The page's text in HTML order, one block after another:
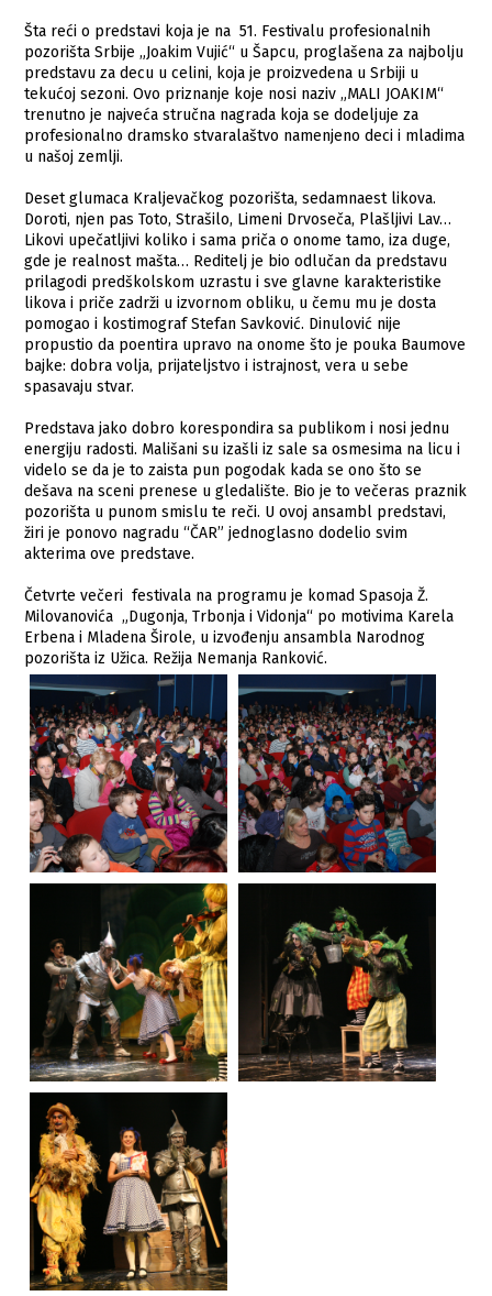
Šta reći o predstavi koja je na 51. Festivalu profesionalnih
pozorišta Srbije „Joakim Vujić“ u Šapcu, proglašena za najbolju
predstavu za decu u celini, koja je proizvedena u Srbiji u
tekućoj sezoni. Ovo priznanje koje nosi naziv „MALI JOAKIM“
trenutno je najveća stručna nagrada koja se dodeljuje za
profesionalno dramsko stvaralaštvo namenjeno deci i mladima
u našoj zemlji.
Deset glumaca Kraljevačkog pozorišta, sedamnaest likova.
Doroti, njen pas Toto, Strašilo, Limeni Drvoseča, Plašljivi Lav…
Likovi upečatljivi koliko i sama priča o onome tamo, iza duge,
gde je realnost mašta… Reditelj je bio odlučan da predstavu
prilagodi predškolskom uzrastu i sve glavne karakteristike
likova i priče zadrži u izvornom obliku, u čemu mu je dosta
pomogao i kostimograf Stefan Savković. Dinulović nije
propustio da poentira upravo na onome što je pouka Baumove
bajke: dobra volja, prijateljstvo i istrajnost, vera u sebe
spasavaju stvar.
Predstava jako dobro korespondira sa publikom i nosi jednu
energiju radosti. Mališani su izašli iz sale sa osmesima na licu i
videlo se da je to zaista pun pogodak kada se ono što se
dešava na sceni prenese u gledalište. Bio je to večeras praznik
pozorišta u punom smislu te reči. U ovoj ansambl predstavi,
žiri je ponovo nagradu “ČAR” jednoglasno dodelio svim
akterima ove predstave.
Četvrte večeri festivala na programu je komad Spasoja Ž.
Milovanovića „Dugonja, Trbonja i Vidonja“ po motivima Karela
Erbena i Mladena Širole, u izvođenju ansambla Narodnog
pozorišta iz Užica. Režija Nemanja Ranković.